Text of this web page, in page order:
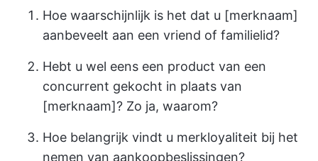
Hoe waarschijnlijk is het dat u [merknaam]
aanbeveelt aan een vriend of familielid?
Hebt u wel eens een product van een
concurrent gekocht in plaats van
[merknaam]? Zo ja, waarom?
Hoe belangrijk vindt u merkloyaliteit bij het
nemen van aankoopbeslissingen?